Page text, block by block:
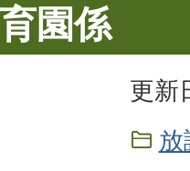
園係
更新